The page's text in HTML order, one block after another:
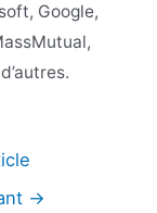
Google,
→